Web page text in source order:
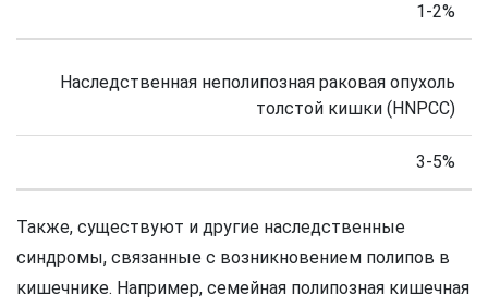
1-2%
Наследственная неполипозная раковая опухоль
толстой кишки (HNPCC)
3-5%
Также, существуют и другие наследственные
синдромы, связанные с возникновением полипов в
кишечнике. Например, семейная полипозная кишечная